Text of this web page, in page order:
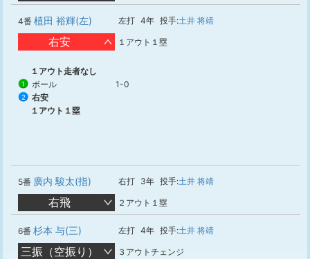
4番 植田 裕輝(左) 左打 4年 投手:土井 将靖
右安 １アウト１塁
１アウト走者なし
1 ボール 1-0
2
右安
１アウト１塁
5番 廣内 駿太(指) 右打 3年 投手:土井 将靖
右飛 ２アウト１塁
6番 杉本 与(三) 左打 4年 投手:土井 将靖
三振（空振り） ３アウトチェンジ